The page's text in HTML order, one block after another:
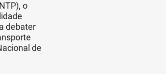
o
debater
de